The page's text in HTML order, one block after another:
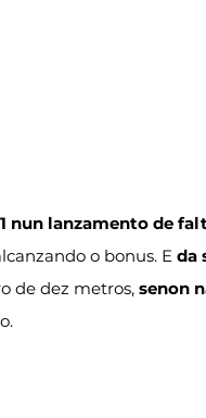
nun lanzamento de
o bonus. E da
de dez metros, senon